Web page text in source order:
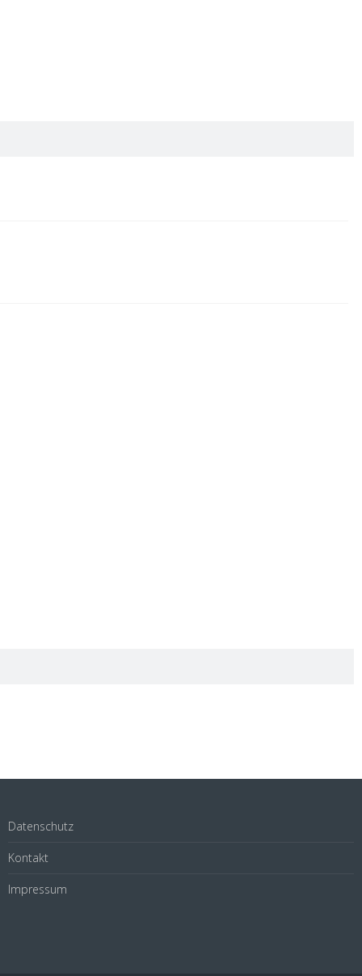
Datenschutz
Kontakt
Impressum